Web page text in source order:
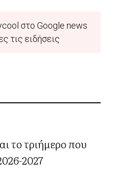
στο Google news
τις ειδήσεις
το τριήμερο που
2027